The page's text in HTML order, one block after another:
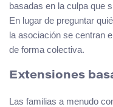
basadas en la culpa que
En lugar de preguntar
la asociación se centran
de forma colectiva.
Extensiones
Las familias a menudo